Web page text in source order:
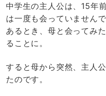
中学生の主人公は、15年
は一度も会っていませんで
あるとき、母と会ってみ
ることに。
すると母から突然、主人
たのです。